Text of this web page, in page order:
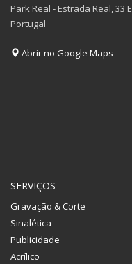
Park Real - Estrada Real, 33
Portugal
Abrir no Google Maps
SERVIÇOS
Gravação & Corte
Sinalética
Publicidade
Acrílico